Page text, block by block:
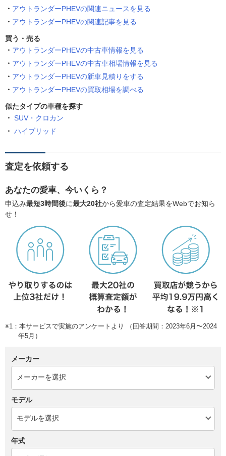
アウトランダーPHEVの関連ニュースを見る
アウトランダーPHEVの関連記事を見る
買う・売る
アウトランダーPHEVの中古車情報を見る
アウトランダーPHEVの中古車相場情報を見る
アウトランダーPHEVの新車見積りをする
アウトランダーPHEVの買取相場を調べる
似たタイプの車種を探す
SUV・クロカン
ハイブリッド
査定を依頼する
あなたの愛車、今いくら？
申込み最短3時間後に最大20社から愛車の査定結果をWebでお知ら
せ！
※1：本サービスで実施のアンケートより （回答期間：2023年6月〜2024
年5月）
メーカー
モデル
年式